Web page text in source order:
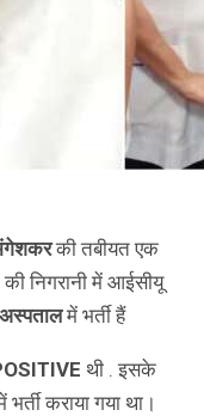
की तबीयत एक
की निगरानी में आईसीयू
में भर्ती हैं
थी . इसके
कराया गया था।